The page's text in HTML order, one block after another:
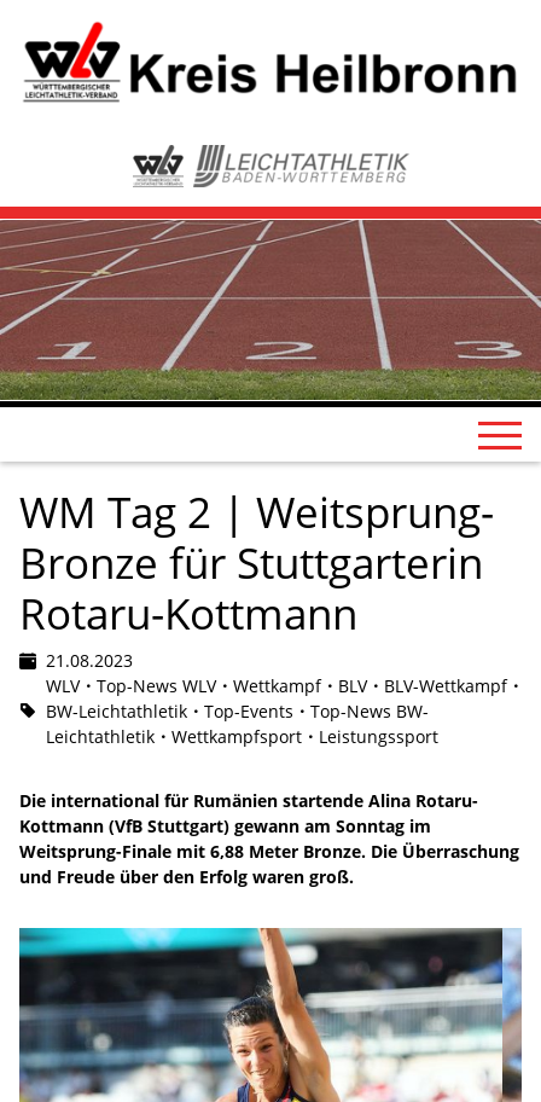
WM Tag 2 | Weitsprung-
Bronze für Stuttgarterin
Rotaru-Kottmann
21.08.2023
WLV
Top-News WLV Wettkampf BLV
BLV-Wettkampf
BW-Leichtathletik
Top-Events
Top-News BW-
Leichtathletik
Wettkampfsport Leistungssport
Die international für Rumänien startende Alina Rotaru-
Kottmann (VfB Stuttgart) gewann am Sonntag im
Weitsprung-Finale mit 6,88 Meter Bronze. Die Überraschung
und Freude über den Erfolg waren groß.